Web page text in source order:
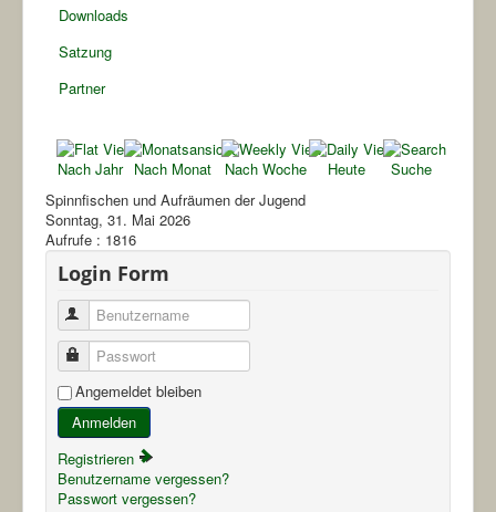
Downloads
Satzung
Partner
Nach Jahr Nach Monat Nach Woche Heute
Suche
Spinnfischen und Aufräumen der Jugend
Sonntag, 31. Mai 2026
Aufrufe : 1816
Login Form
Benutzername
Passwort
Angemeldet bleiben
Anmelden
Registrieren
Benutzername vergessen?
Passwort vergessen?